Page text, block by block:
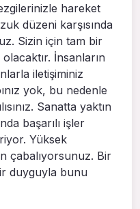
hareket
düzeni karşısında
Sizin için tam bir
İnsanların
iletişiminiz
yok, bu nedenle
Sanatta yaktın
başarılı işler
Yüksek
çabalıyorsunuz. Bir
duyguyla bunu